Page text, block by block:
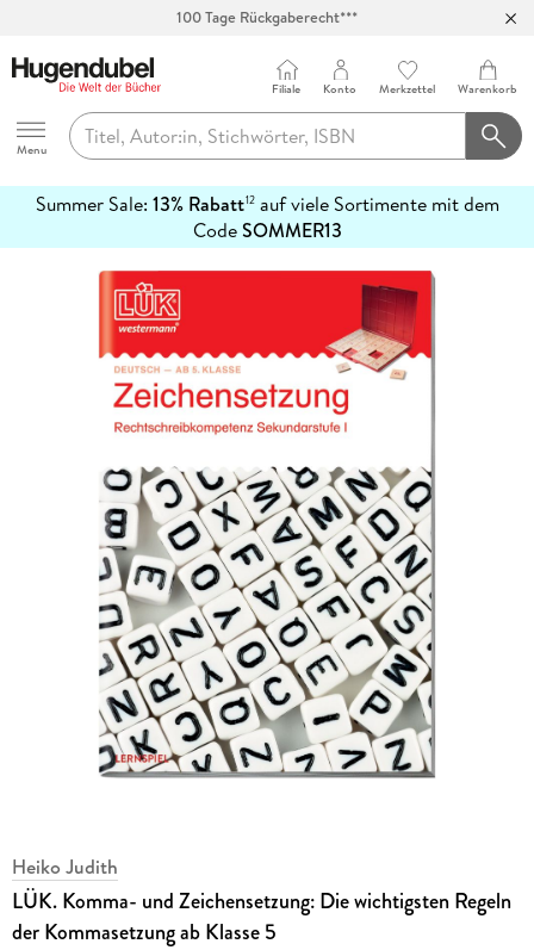
100 Tage Rückgaberecht***
Hugendubel
Menu
Filiale Konto Merkzettel Warenkorb
Summer Sale: 13% Rabatt12auf viele Sortimente mit dem
CodeSOMMER13
erfahren
Heiko Judith
LÜK. Komma- und Zeichensetzung: Die wichtigsten Regeln
der Kommasetzung ab Klasse 5